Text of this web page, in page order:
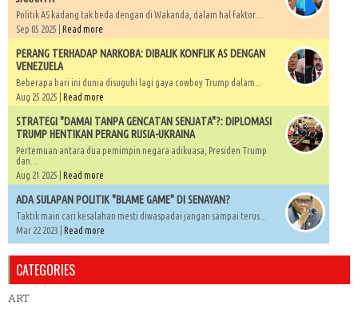
Politik AS kadang tak beda dengan di Wakanda, dalam hal faktor...
Sep 05 2025 | Read more
PERANG TERHADAP NARKOBA: DIBALIK KONFLIK AS DENGAN
VENEZUELA
Beberapa hari ini dunia disuguhi lagi gaya cowboy Trump dalam...
Aug 25 2025 | Read more
STRATEGI "DAMAI TANPA GENCATAN SENJATA"?: DIPLOMASI
TRUMP HENTIKAN PERANG RUSIA-UKRAINA
Pertemuan antara dua pemimpin negara adikuasa, Presiden Trump
dan...
Aug 21 2025 | Read more
ADA SULAPAN POLITIK "BLAME GAME" DI SENAYAN?
Taktik main cari kesalahan mesti diwaspadai jangan sampai terus...
Mar 22 2023 | Read more
CATEGORIES
ART